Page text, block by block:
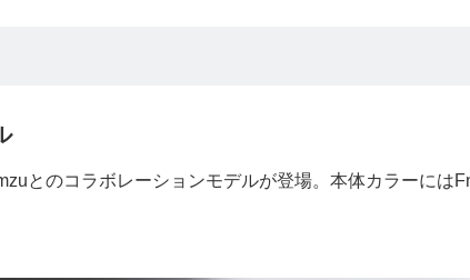
とのコラボレーションモデルが登場。本体カラーには